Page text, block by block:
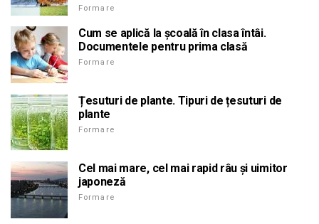
Formare
Cum se aplică la școală în clasa întâi.
Documentele pentru prima clasă
Formare
Țesuturi de plante. Tipuri de țesuturi de
plante
Formare
Cel mai mare, cel mai rapid râu și uimitor
japoneză
Formare